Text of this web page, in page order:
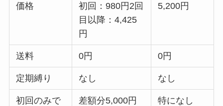
価格
初回：980円2回
目以降：4,425
円
5,200円
送料 0円 0円
定期縛り なし なし
初回のみで
差額分5,000円
特になし